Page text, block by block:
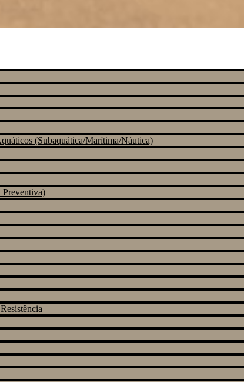
(Subaquática/Marítima/Náutica)
Preventiva)